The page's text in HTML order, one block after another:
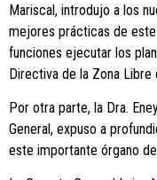
Mariscal, introdujo a los
mejores prácticas de
funciones ejecutar los
Directiva de la Zona Libre
Por otra parte, la Dra.
General, expuso a
este importante órgano